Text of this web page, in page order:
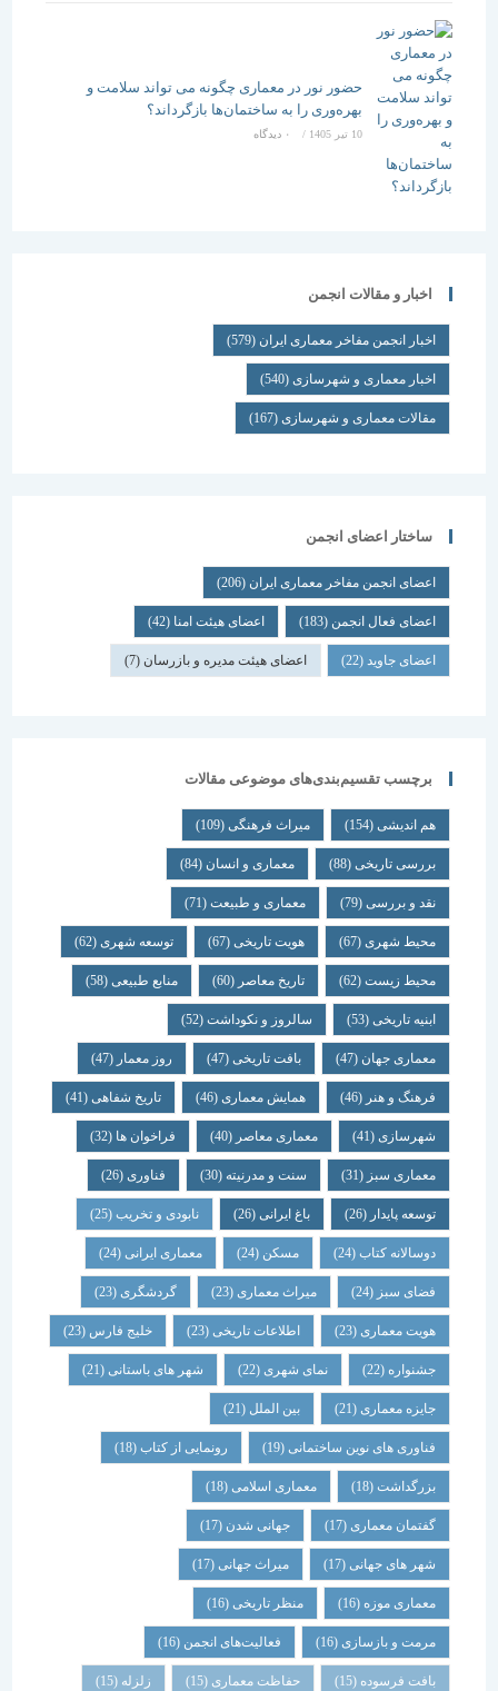
حضور نور در معماری چگونه می تواند سلامت و
بهره‌وری را به ساختمان‌ها بازگرداند؟
/ ۰ دیدگاه
اخبار و مقالات انجمن
اخبار انجمن مفاخر معماری ایران (579)
اخبار معماری و شهرسازی(540)
مقالات معماری و شهرسازی(167)
ساختار اعضای انجمن
اعضای انجمن مفاخر معماری ایران (206)
اعضای فعال انجمن(183) اعضای هیئت امنا(42)
اعضای جاوید(22) اعضای هیئت مدیره و بازرسان(7)
برچسب تقسیم‌بندی‌های موضوعی مقالات
هم اندیشی (154) میراث فرهنگی (109)
بررسی تاریخی (88) معماری و انسان (84)
نقد و بررسی (79) معماری و طبیعت (71)
محیط شهری(67) هویت تاریخی(67) توسعه شهری(62)
محیط زیست(62) تاریخ معاصر(60) منابع طبیعی(58)
ابنیه تاریخی(53) سالروز و نکوداشت(52)
معماری جهان (47) بافت تاریخی(47) روز معمار(47)
فرهنگ و هنر(46) همایش معماری (46) تاریخ شفاهی (41)
شهرسازی(41) معماری معاصر(40) فراخوان ها (32)
معماری سبز(31) سنت و مدرنیته(30) فناوری (26)
توسعه پایدار(26) باغ ایرانی(26) نابودی و تخریب(25)
دوسالانه کتاب(24) مسکن (24) معماری ایرانی(24)
فضای سبز(24) میراث معماری (23) گردشگری (23)
هویت معماری (23) اطلاعات تاریخی(23) خلیج فارس(23)
جشنواره(22) نمای شهری(22) شهر های باستانی (21)
جایزه معماری (21) بین الملل(21)
فناوری های نوین ساختمانی(19) رونمایی از کتاب (18)
بزرگداشت (18) معماری اسلامی(18)
گفتمان معماری (17) جهانی شدن(17)
شهر های جهانی(17) میراث جهانی(17)
معماری موزه(16) منظر تاریخی (16)
مرمت و بازسازی(16) فعالیت‌های انجمن(16)
بافت فرسوده (15) حفاظت معماری (15) زلزله